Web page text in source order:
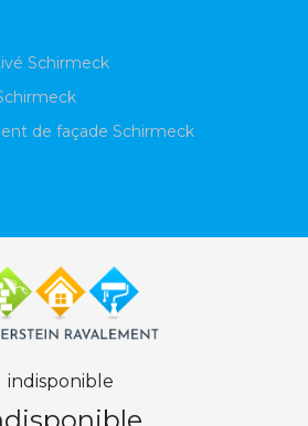
Schirmeck
de façade Schirmeck
indisponible